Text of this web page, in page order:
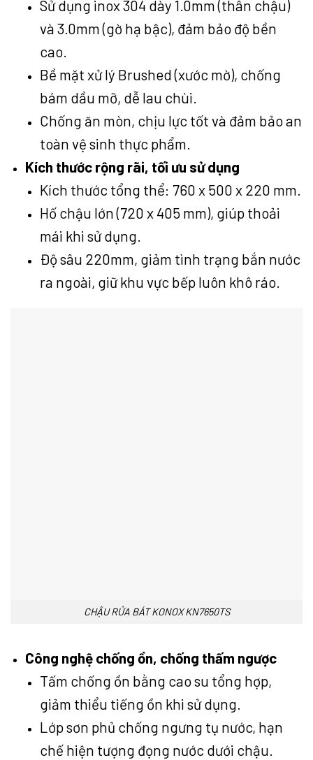
Sử dụng inox 304 dày 1.0mm (thân chậu)
và 3.0mm (gờ hạ bậc), đảm bảo độ bền
cao.
Bề mặt xử lý Brushed (xước mờ), chống
bám dầu mỡ, dễ lau chùi.
Chống ăn mòn, chịu lực tốt và đảm bảo an
toàn vệ sinh thực phẩm.
Kích thước rộng rãi, tối ưu sử dụng
Kích thước tổng thể: 760 x 500 x 220 mm.
Hố chậu lớn (720 x 405 mm), giúp thoải
mái khi sử dụng.
Độ sâu 220mm, giảm tình trạng bắn nước
ra ngoài, giữ khu vực bếp luôn khô ráo.
CHẬU RỬA BÁT KONOX KN7650TS
Công nghệ chống ồn, chống thấm ngược
Tấm chống ồn bằng cao su tổng hợp,
giảm thiểu tiếng ồn khi sử dụng.
Lớp sơn phủ chống ngưng tụ nước, hạn
chế hiện tượng đọng nước dưới chậu.